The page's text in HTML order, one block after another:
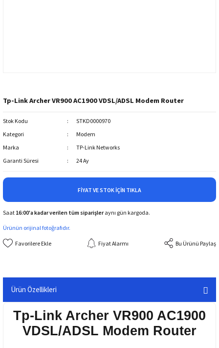
Tp-Link Archer VR900 AC1900 VDSL/ADSL Modem Router
Stok Kodu
STKD0000970
Kategori
Modem
Marka
TP-Link Networks
Garanti Süresi
24 Ay
FIYAT VE STOK İÇIN TIKLA
Saat 16:00'a kadar verilen tüm siparişleraynı gün kargoda.
Ürünün orijinal fotoğrafıdır.
Fiyat Alarmı Bu Ürünü Paylaş
Ürün Özellikleri
Tp-Link Archer VR900 AC1900
VDSL/ADSL Modem Router